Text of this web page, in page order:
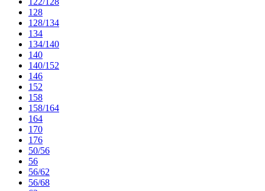
128
128/134
134
134/140
140
140/152
146
152
158
158/164
164
170
176
50/56
56
56/62
56/68